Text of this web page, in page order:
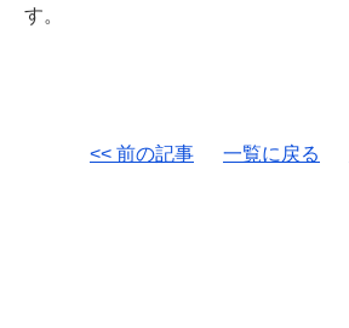
す。
<< 前の記事 一覧に戻る